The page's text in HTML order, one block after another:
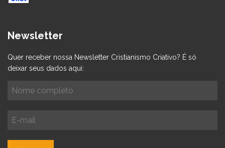
Newsletter
Quer receber nossa Newsletter Cristianismo Criativo? É só
deixar seus dados aqui: